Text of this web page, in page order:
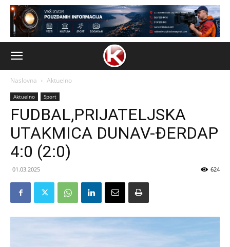
Naslovna Aktuelno
Aktuelno Sport
FUDBAL,PRIJATELJSKA
UTAKMICA DUNAV-ĐERDAP
4:0 (2:0)
01.03.2025 624